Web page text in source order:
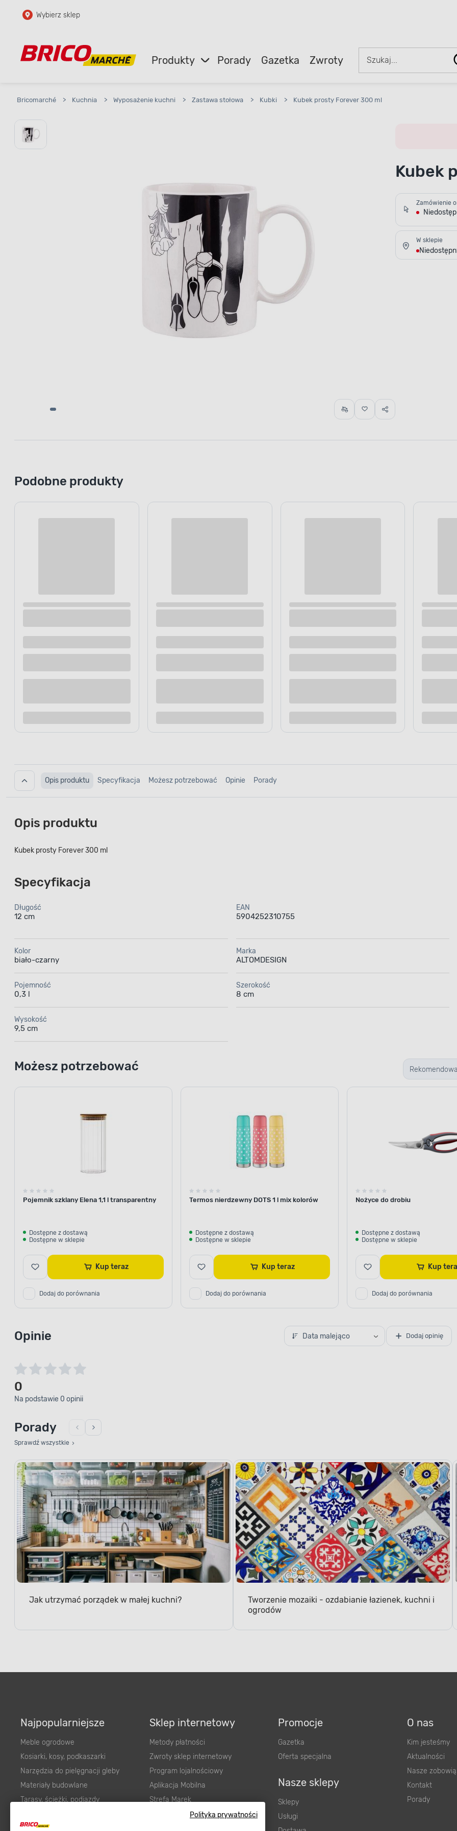
Polityka prywatności
Przejdź do głównej zawartości
Przejdź do wyszukiwarki
Wybierz sklep
Produkty Porady Gazetka Zwroty
Bricomarché > Kuchnia > Wyposażenie kuchni > Zastawa stołowa > Kubki > Kubek prosty Forever 300 ml
Kubek
Zamówienie
W sklepie
Podobne produkty
Opis produktu Specyfikacja Możesz potrzebować Opinie Porady
Opis produktu
Kubek prosty Forever 300 ml
Specyfikacja
Długość
12 cm
EAN
5904252310755
Kolor
biało-czarny
Marka
ALTOMDESIGN
Pojemność
0,3 l
Szerokość
8 cm
Wysokość
9,5 cm
Możesz potrzebować
Pojemnik szklany Elena 1,1 l transparentny
Dostępne z dostawą
Dostępne w sklepie
Kup teraz
Dodaj do porównania
Termos nierdzewny DOTS 1 l mix kolorów
Dostępne z dostawą
Dostępne w sklepie
Kup teraz
Dodaj do porównania
Nożyce do drobiu
Dostępne z dostawą
Dostępne w sklepie
Kup
Dodaj do porównania
Opinie Data malejąco Dodaj opinię
0
Na podstawie 0 opinii
Porady
Sprawdź wszystkie
Jak utrzymać porządek w małej kuchni?
Tworzenie mozaiki - ozdabianie łazienek, kuchni i
ogrodów
Najpopularniejsze
Meble ogrodowe
Kosiarki, kosy, podkaszarki
Narzędzia do pielęgnacji gleby
Materiały budowlane
Tarasy, ścieżki, podjazdy
Sklep internetowy
Metody płatności
Zwroty sklep internetowy
Program lojalnościowy
Aplikacja Mobilna
Strefa Marek
Promocje
Gazetka
Oferta specjalna
Nasze sklepy
Sklepy
Usługi
O nas
Kim jesteśmy
Aktualności
Nasze
Kontakt
Porady